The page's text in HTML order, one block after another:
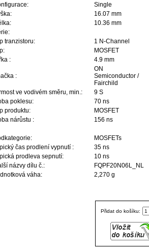
Single
16.07 mm
10.36 mm
tranzistoru:
1 N-Channel
MOSFET
:
4.9 mm
:
ON
Semiconductor /
Fairchild
ve vodivém směru, min.:
9 S
poklesu:
70 ns
produktu:
MOSFET
nárůstu :
156 ns
MOSFETs
čas prodlení vypnutí :
35 ns
prodleva sepnutí:
10 ns
názvy dílu č.:
FQPF20N06L_NL
váha:
2,270 g
Přidat do košíku: